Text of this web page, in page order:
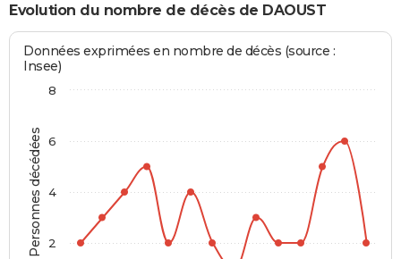
Evolution du nombre de décès de DAOUST
Personnes décédées
Données exprimées en nombre de décès (source :
Insee)
2
4
6
8